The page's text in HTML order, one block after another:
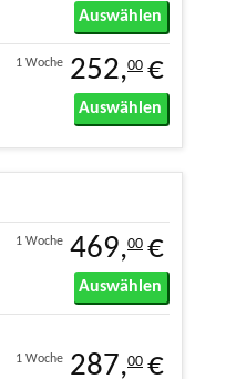
Auswählen
1 Woche 252,00 €
Auswählen
1 Woche 469,00 €
Auswählen
1 Woche 287,00 €